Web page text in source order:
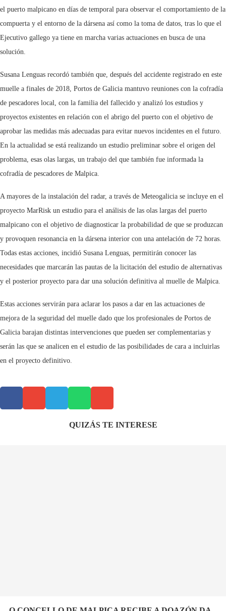
el puerto malpicano en días de temporal para observar el comportamiento de la
compuerta y el entorno de la dársena así como la toma de datos, tras lo que el
Ejecutivo gallego ya tiene en marcha varias actuaciones en busca de una
solución.
Susana Lenguas recordó también que, después del accidente registrado en este
muelle a finales de 2018, Portos de Galicia mantuvo reuniones con la cofradía
de pescadores local, con la familia del fallecido y analizó los estudios y
proyectos existentes en relación con el abrigo del puerto con el objetivo de
aprobar las medidas más adecuadas para evitar nuevos incidentes en el futuro.
En la actualidad se está realizando un estudio preliminar sobre el origen del
problema, esas olas largas, un trabajo del que también fue informada la
cofradía de pescadores de Malpica.
A mayores de la instalación del radar, a través de Meteogalicia se incluye en el
proyecto MarRisk un estudio para el análisis de las olas largas del puerto
malpicano con el objetivo de diagnosticar la probabilidad de que se produzcan
y provoquen resonancia en la dársena interior con una antelación de 72 horas.
Todas estas acciones, incidió Susana Lenguas, permitirán conocer las
necesidades que marcarán las pautas de la licitación del estudio de alternativas
y el posterior proyecto para dar una solución definitiva al muelle de Malpica.
Estas acciones servirán para aclarar los pasos a dar en las actuaciones de
mejora de la seguridad del muelle dado que los profesionales de Portos de
Galicia barajan distintas intervenciones que pueden ser complementarias y
serán las que se analicen en el estudio de las posibilidades de cara a incluirlas
en el proyecto definitivo.
QUIZÁS TE INTERESE